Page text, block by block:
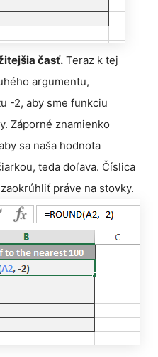
časť. Teraz k tej
argumentu,
-2, aby sme funkciu
Záporné znamienko
sa naša hodnota
teda doľava. Číslica
práve na stovky.